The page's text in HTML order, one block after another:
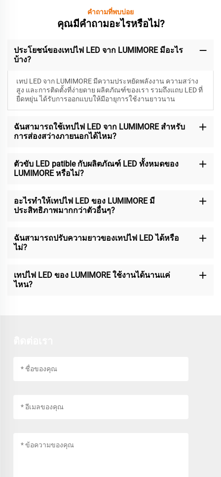
คำถามที่พบบ่อย
คุณมีคำถามอะไรหรือไม่?
ประโยชน์ของเทปไฟ LED จาก LUMIMORE มีอะไร
บ้าง?
เทป LED จาก LUMIMORE มีความประหยัดพลังงาน ความสว่าง
สูง และการติดตั้งที่ง่ายดาย ผลิตภัณฑ์ของเรา รวมถึงแถบ LED ที่
ยืดหยุ่น ได้รับการออกแบบให้มีอายุการใช้งานยาวนาน
ฉันสามารถใช้เทปไฟ LED จาก LUMIMORE สำหรับ
การส่องสว่างภายนอกได้ไหม?
ตัวขับ LED patible กับผลิตภัณฑ์ LED ทั้งหมดของ
LUMIMORE หรือไม่?
อะไรทำให้เทปไฟ LED ของ LUMIMORE มี
ประสิทธิภาพมากกว่าตัวอื่นๆ?
ฉันสามารถปรับความยาวของเทปไฟ LED ได้หรือ
ไม่?
เทปไฟ LED ของ LUMIMORE ใช้งานได้นานแค่
ไหน?